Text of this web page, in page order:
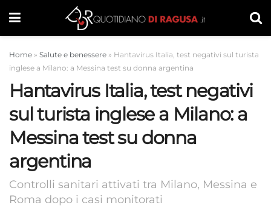
Home » Salute e benessere » Hantavirus Italia, test negativi sul turista
inglese a Milano: a Messina test su donna argentina
Hantavirus Italia, test negativi
sul turista inglese a Milano: a
Messina test su donna
argentina
Controlli sanitari attivati tra Milano, Messina e
Roma dopo i casi monitorati